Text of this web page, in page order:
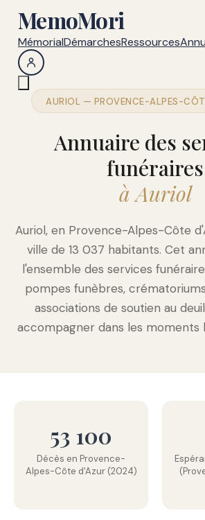
MemoMori
MémorialDémarchesRessources
AURIOL — PROVENCE-ALPES-
Annuaire des
funéraires
à Auriol
Auriol, en Provence-Alpes-Côte
ville de 13 037 habitants. Cet
l'ensemble des services
pompes funèbres,
associations de soutien au
accompagner dans les moments
53 100
Décès en Provence-
Alpes-Côte d'Azur (2024)